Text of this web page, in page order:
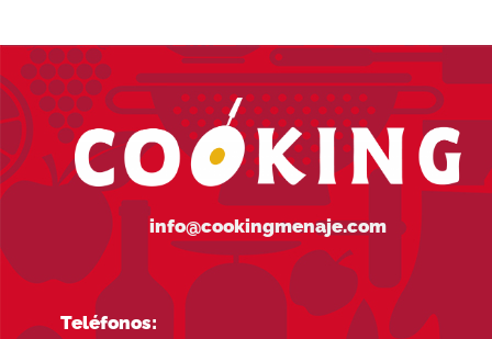
info@cookingmenaje.com
Teléfonos: